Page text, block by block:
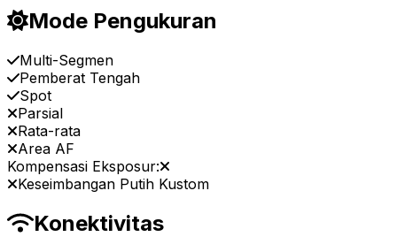
Mode Pengukuran
Multi-Segmen
Pemberat Tengah
Spot
Parsial
Rata-rata
Area AF
Kompensasi Eksposur:
Keseimbangan Putih Kustom
Konektivitas